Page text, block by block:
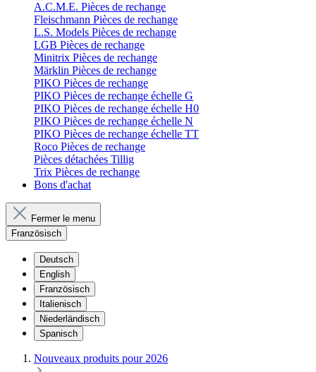
A.C.M.E. Pièces de rechange
Fleischmann Pièces de rechange
L.S. Models Pièces de rechange
LGB Pièces de rechange
Minitrix Pièces de rechange
Märklin Pièces de rechange
PIKO Pièces de rechange
PIKO Pièces de rechange échelle G
PIKO Pièces de rechange échelle H0
PIKO Pièces de rechange échelle N
PIKO Pièces de rechange échelle TT
Roco Pièces de rechange
Pièces détachées Tillig
Trix Pièces de rechange
Bons d'achat
Fermer le menu
Französisch
Deutsch
English
Französisch
Italienisch
Niederländisch
Spanisch
Nouveaux produits pour 2026